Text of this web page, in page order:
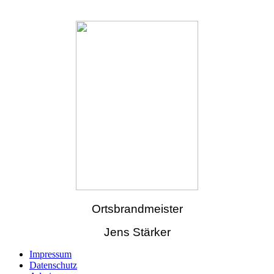
Ortsbrandmeister
Jens Stärker
Impressum
Datenschutz